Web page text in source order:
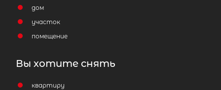
дом
участок
помещение
Вы хотите снять
квартиру